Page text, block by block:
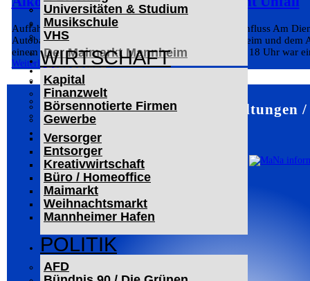
Universitäten & Studium
Musikschule
VHS
WIRTSCHAFT
Kapital
Finanzwelt
Börsennotierte Firmen
Gewerbe
Versorger
Entsorger
Kreativwirtschaft
Büro / Homeoffice
Maimarkt
Weihnachtsmarkt
Mannheimer Hafen
POLITIK
AFD
Der Mannheimer Wasserturm
Das Technoseum Mannheim
Die Alte Feuerwache
Der Maimarkt Mannheim
LESERBRIEFE
ARCHIV
Das Neueste
Leitartikel
WERBUNG
Auffahrunfall auf der A6: Lkw-Fahrer unter Alkoholeinfluss Am
Autobahn 6 zwischen dem Autobahndreieck Hockenheim und dem
einem Auffahrunfall im zähfließenden Verkehr. Gegen 18 Uhr war
Weiterlesen
Mannheim – Veranstaltungen /